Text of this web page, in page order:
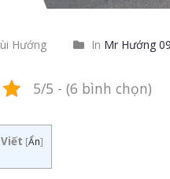
Hướng In Mr Hướng
5/5 - (6 bình chọn)
[Ẩn]